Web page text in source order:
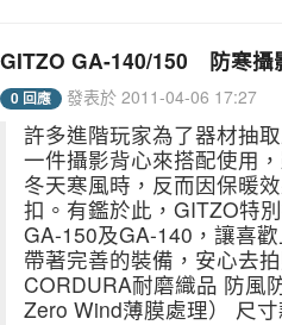
GITZO GA-140/150 防寒攝
0 回應 發表於 2011-04-06 17:27
許多進階玩家為了器材抽
一件攝影背心來搭配使用
冬天寒風時，反而因保暖
扣。有鑑於此，GITZO特
GA-150及GA-140，讓喜
帶著完善的裝備，安心去
CORDURA耐磨織品 防風
Zero Wind薄膜處理） 尺